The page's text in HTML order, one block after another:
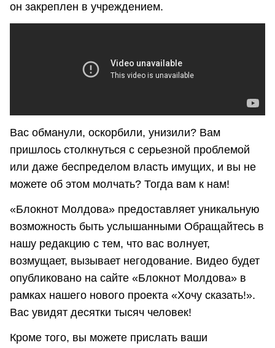
он закреплен в учреждением.
Вас обманули, оскорбили, унизили? Вам
пришлось столкнуться с серьезной проблемой
или даже беспределом власть имущих, и вы не
можете об этом молчать? Тогда вам к нам!
«Блокнот Молдова» предоставляет уникальную
возможность быть услышанными Обращайтесь в
нашу редакцию с тем, что вас волнует,
возмущает, вызывает негодование. Видео будет
опубликовано на сайте «Блокнот Молдова» в
рамках нашего нового проекта «Хочу сказать!».
Вас увидят десятки тысяч человек!
Кроме того, вы можете прислать ваши